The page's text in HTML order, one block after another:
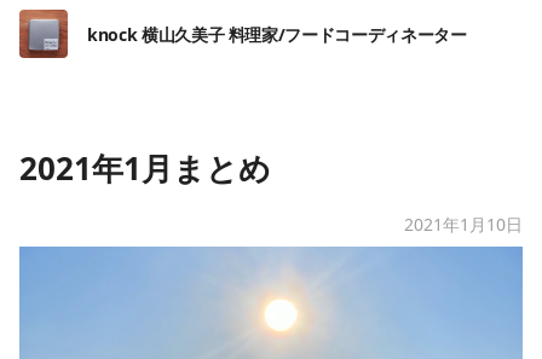
knock 横山久美子 料理家/フードコーディネーター
2021年1月まとめ
2021年1月10日